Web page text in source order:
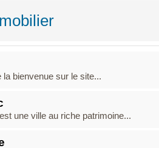
bienvenue sur le site...
une ville au riche patrimoine...